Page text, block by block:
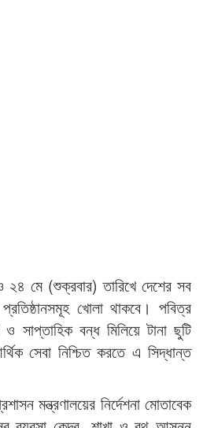
মে (শুক্রবার) তারিখে দেশের সব
খোলা থাকবে। পবিত্র
সাপ্তাহিক বন্ধ মিলিয়ে টানা ছুটি
সেবা নিশ্চিত করতে এ সিদ্ধান্ত
মন্ত্রণালয়ের নির্দেশনা মোতাবেক